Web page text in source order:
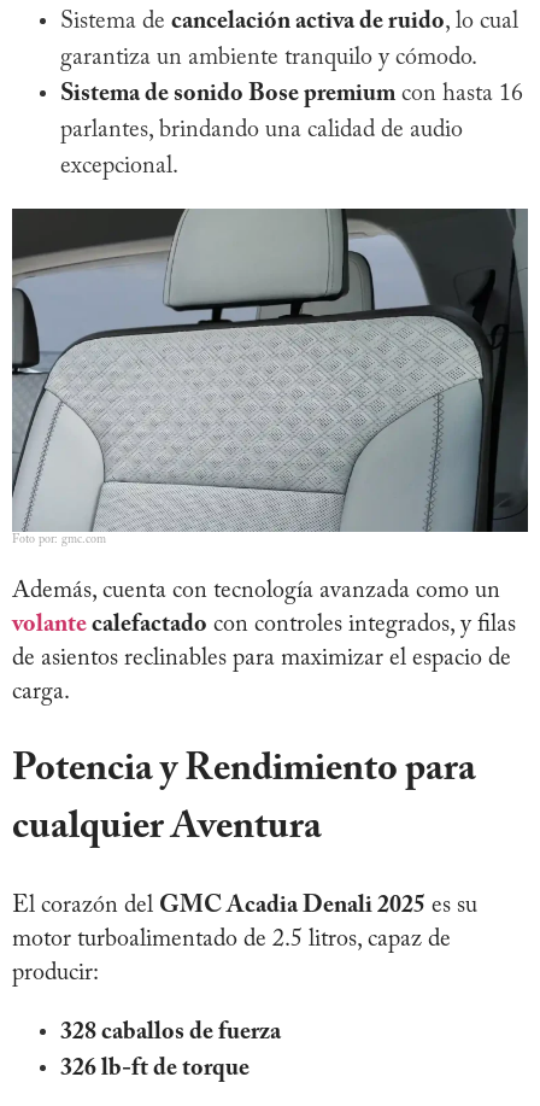
Sistema de cancelación activa de ruido, lo cual
garantiza un ambiente tranquilo y cómodo.
Sistema de sonido Bose premium con hasta 16
parlantes, brindando una calidad de audio
excepcional.
Foto por: gmc.com
Además, cuenta con tecnología avanzada como un
volante calefactado con controles integrados, y filas
de asientos reclinables para maximizar el espacio de
carga.
Potencia y Rendimiento para
cualquier Aventura
El corazón del GMC Acadia Denali 2025 es su
motor turboalimentado de 2.5 litros, capaz de
producir:
328 caballos de fuerza
326 lb-ft de torque